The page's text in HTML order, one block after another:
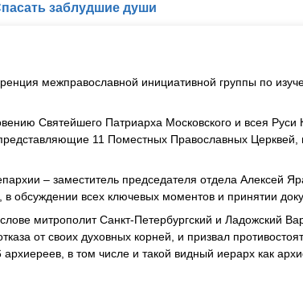
заблудшие души
межправославной инициативной группы по
Святейшего Патриарха Московского и всея Руси
11 Поместных Православных Церквей,
– заместитель председателя отдела Алексей
обсуждении всех ключевых моментов и принятии
митрополит Санкт-Петербургский и Ладожский
от своих духовных корней, и призвал
в том числе и такой видный иерарх как